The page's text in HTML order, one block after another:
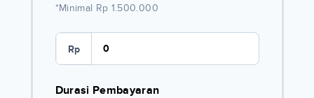
*Minimal Rp 1.500.000
Rp
Durasi Pembayaran